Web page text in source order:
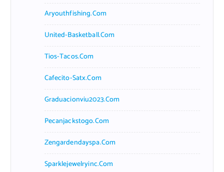
Aryouthfishing.com
United-Basketball.com
Tios-Tacos.com
Cafecito-Satx.com
Graduacionviu2023.com
Pecanjackstogo.com
Zengardendayspa.com
Sparklejewelryinc.com